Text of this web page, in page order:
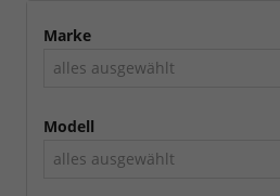
Marke
alles ausgewählt
Modell
alles ausgewählt